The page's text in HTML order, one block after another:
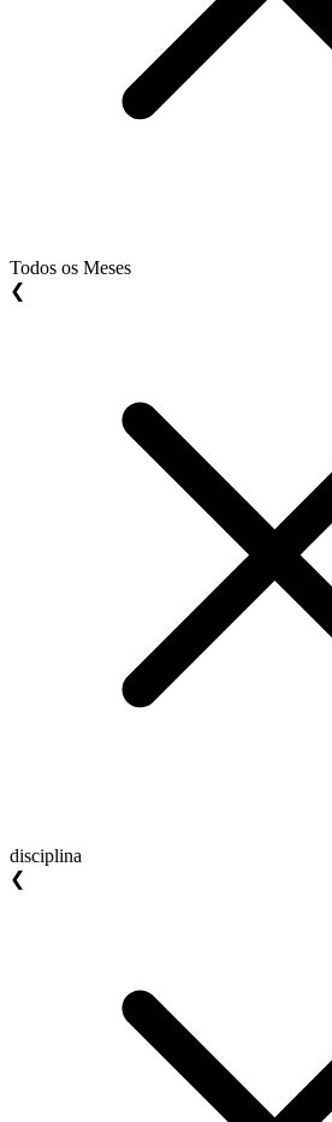
Todos os Meses
❮
disciplina
❮